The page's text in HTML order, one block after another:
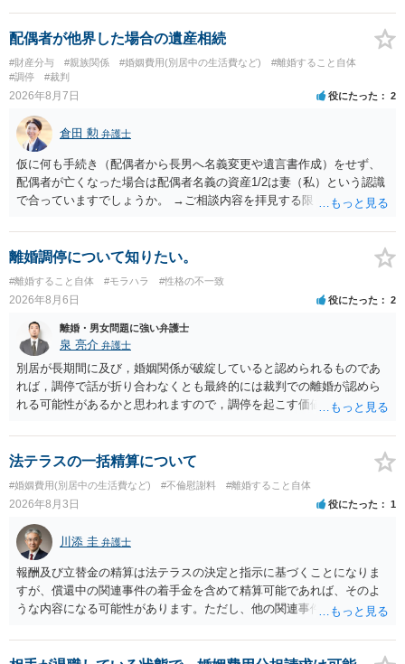
配偶者が他界した場合の遺産相続
#財産分与 #親族関係 #婚姻費用(別居中の生活費など)
#離婚すること自体
#調停
#裁判
2026年8月7日 役にたった 2
倉田 勲 弁護士
仮に何も手続き（配偶者から長男へ名義変更や遺言書作成）をせず、
配偶者が亡くなった場合は配偶者名義の資産1/2は妻（私）という認識
で合っていますでしょうか。 →ご相談内容を拝見する限りでは、その
完全に所有する場合は、他の相続人に対して自宅の評価額の１/２の代
償金の支払いが必要になります。
離婚調停について知りたい。
#離婚すること自体 #モラハラ #性格の不一致
2026年8月6日 役にたった 2
離婚・男女問題に強い弁護士
泉 亮介 弁護士
別居が長期間に及び，婚姻関係が破綻していると認められるものであ
れば，調停で話が折り合わなくとも最終的には裁判での離婚が認めら
れる可能性があるかと思われますので，調停を起こす価値はあるよう
は調停が成立するということはないため，相手が合意するメリットを
だしてでも調停で終わらせるよう努めるのか，裁判離婚を見据えて調
停での離婚に固執しないかいずれかの対応は必要となるかと思われま
す。 お一人で対応するのは難しい側面もありますので弁護士を立てる
ことを検討されると良いかと思われます。
法テラスの一括精算について
#婚姻費用(別居中の生活費など) #不倫慰謝料 #離婚すること自体
2026年8月3日 役にたった 1
川添 圭 弁護士
報酬及び立替金の精算は法テラスの決定と指示に基づくことになりま
すが、償還中の関連事件の着手金を含めて精算可能であれば、そのよ
うな内容になる可能性があります。ただし、他の関連事件でも相手方
情によって対応が違いますので、法テラスへお尋ねいただいた方が確